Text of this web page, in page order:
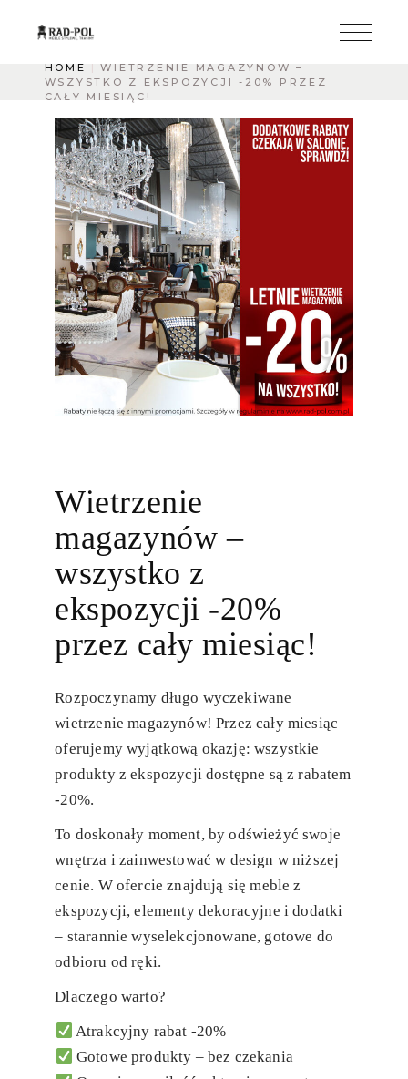
HOME
WIETRZENIE MAGAZYNÓW –
WSZYSTKO Z EKSPOZYCJI -20% PRZEZ
CAŁY MIESIĄC!
Wietrzenie
magazynów –
wszystko z
ekspozycji -20%
przez cały miesiąc!
Rozpoczynamy długo wyczekiwane
wietrzenie magazynów! Przezcały miesiąc
oferujemy wyjątkową okazję:wszystkie
produkty z ekspozycji dostępne są z rabatem
-20%.
To doskonały moment, by odświeżyć swoje
wnętrza i zainwestować w design w niższej
cenie. W ofercie znajdują sięmeble z
ekspozycji, elementy dekoracyjne i dodatki
– starannie wyselekcjonowane, gotowe do
odbioru od ręki.
Dlaczego warto?
Atrakcyjny rabat -20%
Gotowe produkty – bez czekania